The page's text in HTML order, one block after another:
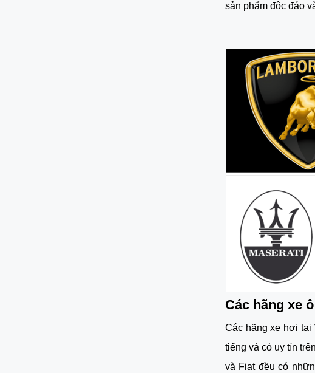
sản phẩm độc đáo
Các hãng xe
Các hãng xe hơi tại
tiếng và có uy tín
và Fiat đều có